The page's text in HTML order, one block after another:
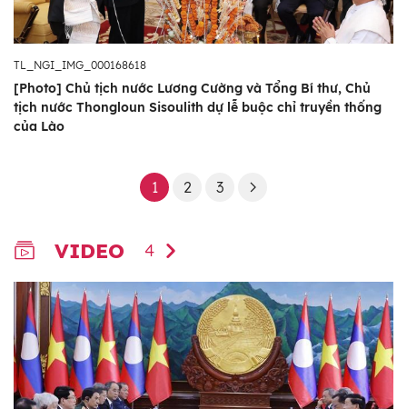
TL_NGI_IMG_000168618
[Photo] Chủ tịch nước Lương Cường và Tổng Bí thư, Chủ
tịch nước Thongloun Sisoulith dự lễ buộc chỉ truyền thống
của Lào
1 2 3
VIDEO 4